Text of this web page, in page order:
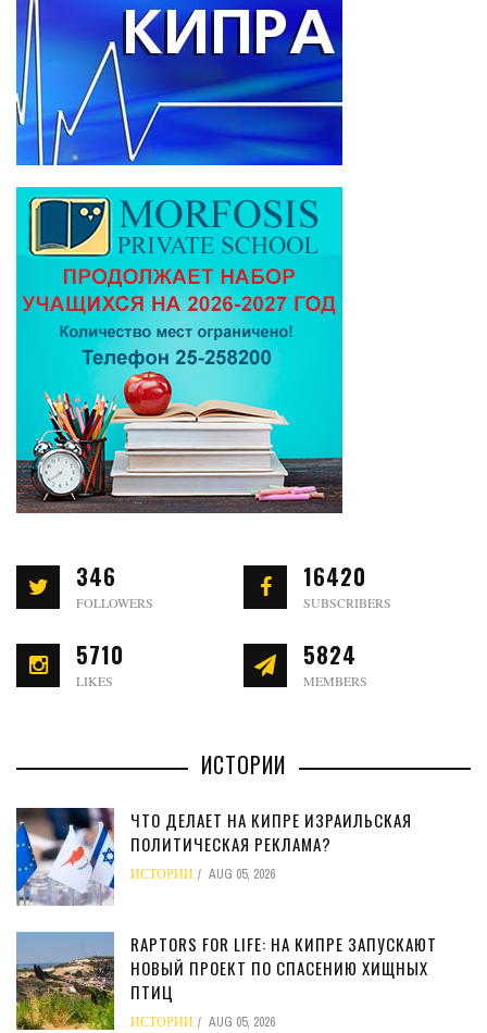
346
FOLLOWERS
16420
SUBSCRIBERS
5710
LIKES
5824
MEMBERS
ИСТОРИИ
ЧТО ДЕЛАЕТ НА КИПРЕ ИЗРАИЛЬСКАЯ
ПОЛИТИЧЕСКАЯ РЕКЛАМА?
ИСТОРИИ AUG 05, 2026
RAPTORS FOR LIFE: НА КИПРЕ ЗАПУСКАЮТ
НОВЫЙ ПРОЕКТ ПО СПАСЕНИЮ ХИЩНЫХ
ПТИЦ
ИСТОРИИ AUG 05, 2026